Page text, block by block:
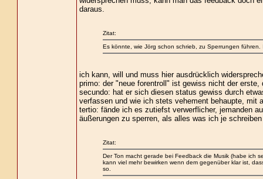
daraus.
Zitat:
Es könnte, wie Jörg schon schrieb, zu Sperrungen
ich kann, will und muss hier ausdrücklich
primo: der "neue forentroll" ist gewiss nicht der
secundo: hat er sich diesen status gewiss durch
verfassen und wie ich stets vehement behaupte, mit
tertio: fände ich es zutiefst verwerflicher, jemanden
äußerungen zu sperren, als alles was ich je
Zitat:
Der Ton macht gerade bei Feedback die Musik (habe ich
kann viel mehr bewirken wenn dem gegenüber klar ist,
so.